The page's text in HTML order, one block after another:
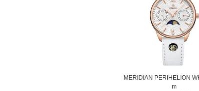
MERIDIAN PERIHELION
m